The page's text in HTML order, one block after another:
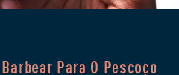
Para O Pescoço